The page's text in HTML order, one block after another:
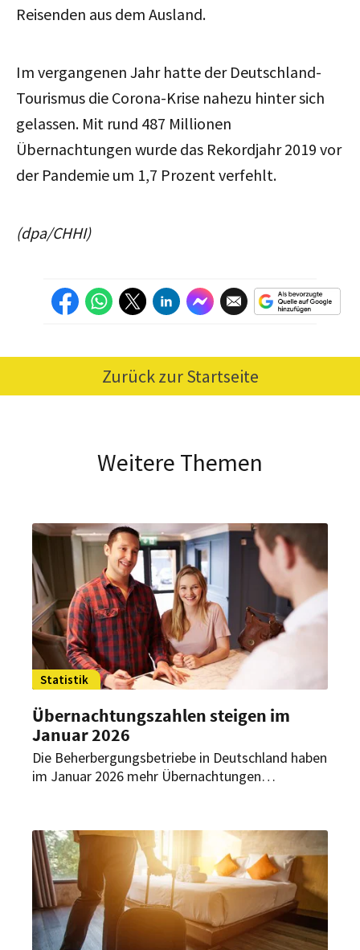
Reisenden aus dem Ausland.
Im vergangenen Jahr hatte der Deutschland-
Tourismus die Corona-Krise nahezu hinter sich
gelassen. Mit rund 487 Millionen
Übernachtungen wurde das Rekordjahr 2019 vor
der Pandemie um 1,7 Prozent verfehlt.
(dpa/CHHI)
Zurück zur Startseite
Weitere Themen
Statistik
Übernachtungszahlen steigen im
Januar 2026
Die Beherbergungsbetriebe in Deutschland haben
im Januar 2026 mehr Übernachtungen
Inland nahm zu.